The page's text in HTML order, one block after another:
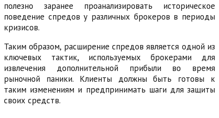
полезно заранее проанализировать историческое
поведение спредов у различных брокеров в периоды
кризисов.
Таким образом, расширение спредов является одной из
ключевых тактик, используемых брокерами для
извлечения дополнительной прибыли во время
рыночной паники. Клиенты должны быть готовы к
таким изменениям и предпринимать шаги для защиты
своих средств.